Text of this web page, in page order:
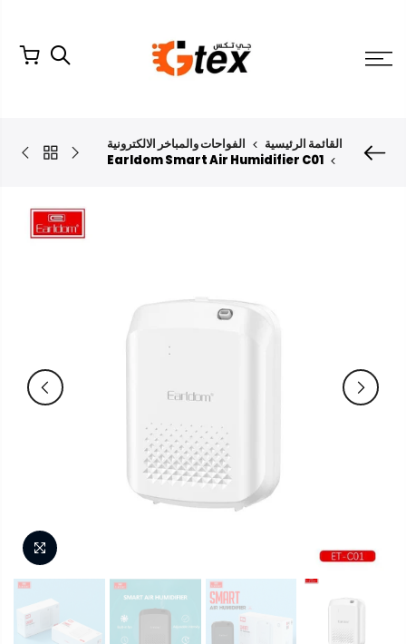
القائمة الرئيسية
الفواحات والمباخر الالكترونية
Earldom Smart Air Humidifier C01